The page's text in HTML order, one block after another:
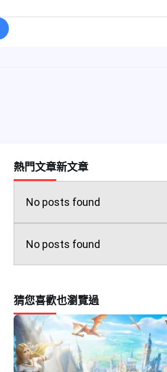
熱門文章新文章
No posts found
No posts found
猜您喜歡也瀏覽過